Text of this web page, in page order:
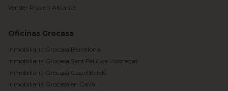
Vender Piso en Alicante
Oficinas Grocasa
Inmobiliaria Grocasa Barcelona
Inmobiliaria Grocasa Sant Feliu de Llobregat
Inmobiliaria Grocasa Castelldefels
Inmobiliaria Grocasa en Gavà